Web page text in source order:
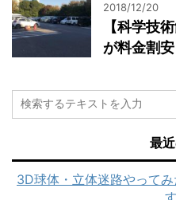
2018/12/20
【科学技
が料金割
最
3D球体・立体迷路やって